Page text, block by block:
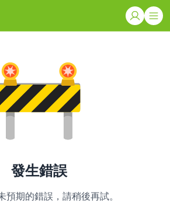
發生錯誤
預期的錯誤，請稍後再試。